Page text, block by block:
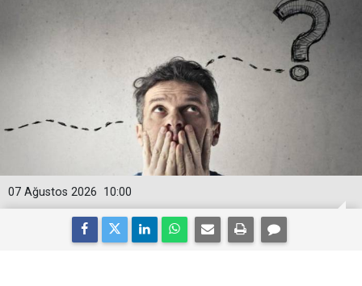
10:00
07 Ağustos 2026